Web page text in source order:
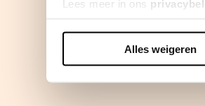
Lees meer in ons
We werken samen met42
Alles weigeren